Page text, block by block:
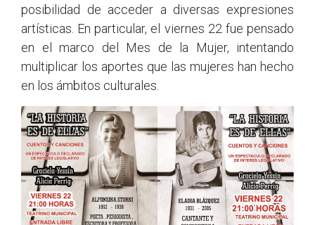
posibilidad de acceder a diversas expresiones
artísticas. En particular, el viernes 22 fue pensado
en el marco del Mes de la Mujer, intentando
multiplicar los aportes que las mujeres han hecho
en los ámbitos culturales.